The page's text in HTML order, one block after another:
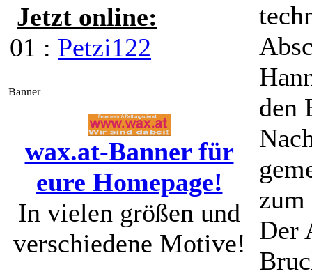
Jetzt online:
01 : Petzi122
Banner
wax.at-Banner für
eure Homepage!
In vielen größen und
verschiedene Motive!
den
zum
Der